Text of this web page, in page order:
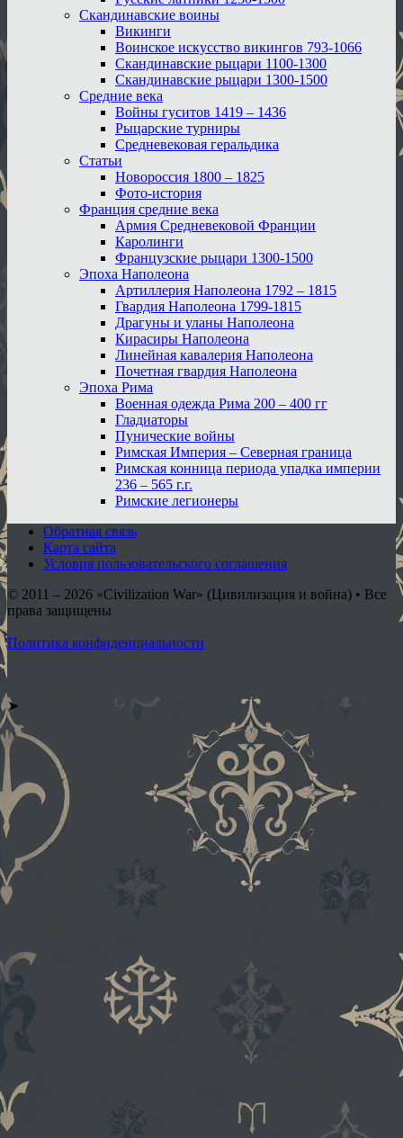
Скандинавские воины
Викинги
Воинское искусство викингов 793-1066
Скандинавские рыцари 1100-1300
Скандинавские рыцари 1300-1500
Средние века
Войны гуситов 1419 – 1436
Рыцарские турниры
Средневековая геральдика
Статьи
Новороссия 1800 – 1825
Фото-история
Франция средние века
Армия Средневековой Франции
Каролинги
Французские рыцари 1300-1500
Эпоха Наполеона
Артиллерия Наполеона 1792 – 1815
Гвардия Наполеона 1799-1815
Драгуны и уланы Наполеона
Кирасиры Наполеона
Линейная кавалерия Наполеона
Почетная гвардия Наполеона
Эпоха Рима
Военная одежда Рима 200 – 400 гг
Гладиаторы
Пунические войны
Римская Империя – Северная граница
Римская конница периода упадка империи
236 – 565 г.г.
Римские легионеры
Обратная связь
Карта сайта
Условия пользовательского соглашения
© 2011 – 2026 «Civilization War» (Цивилизация и война) • Все
права защищены
Политика конфиденциальности
➤